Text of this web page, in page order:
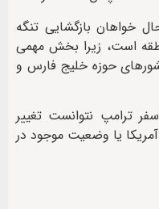
خواهان بازگشایی تنگه
است، زیرا بخش مهمی
حوزه خلیج فارس و
ترامپ نتوانست تغییر
یا وضعیت موجود در